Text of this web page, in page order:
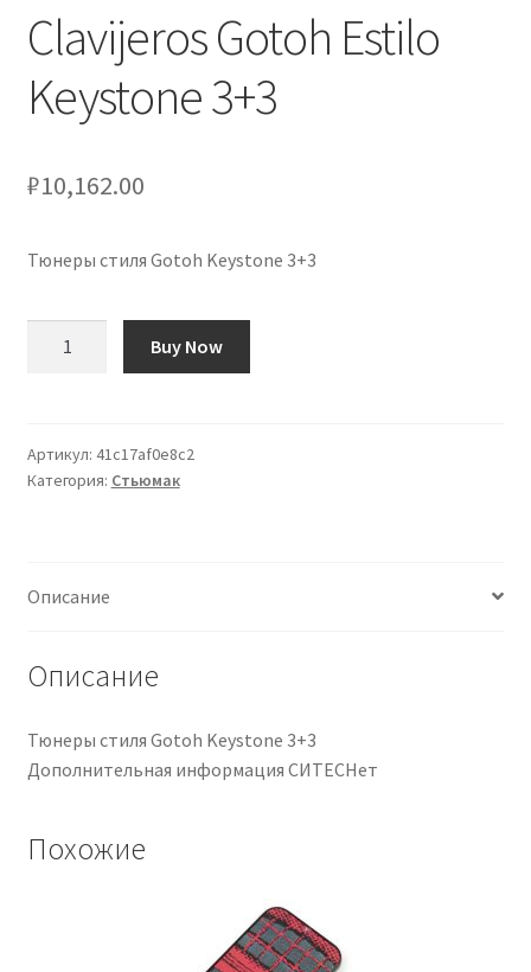
Clavijeros Gotoh Estilo
Keystone 3+3
₽10,162.00
Тюнеры стиля Gotoh Keystone 3+3
Estilo
Keystone
Buy Now
Артикул: 41c17af0e8c2
Категория: Стьюмак
Описание
Описание
Тюнеры стиля Gotoh Keystone 3+3
Дополнительная информация СИТЕСНет
Похожие